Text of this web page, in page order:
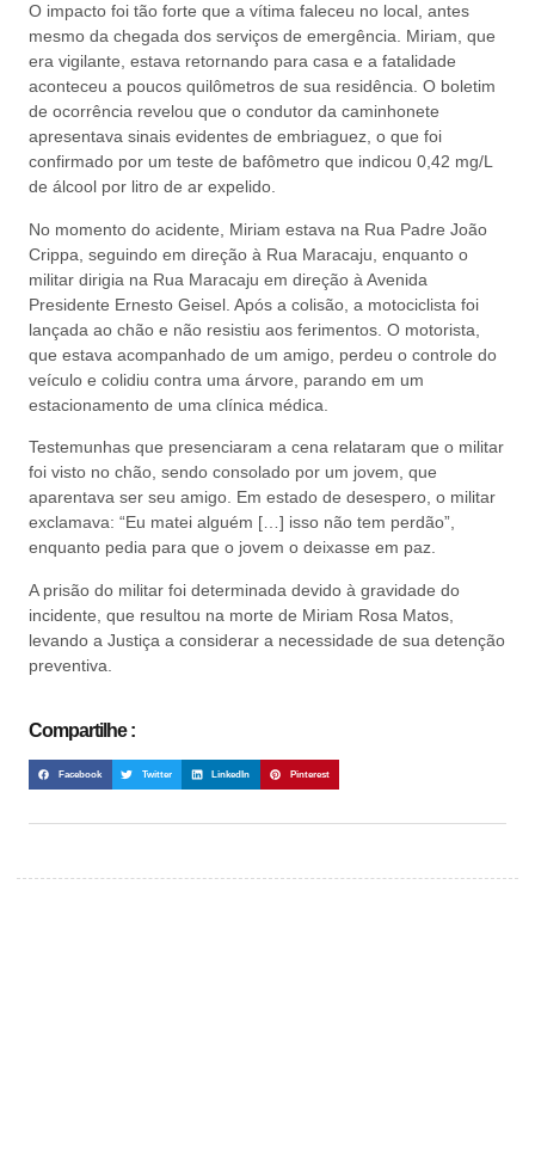
O impacto foi tão forte que a vítima faleceu no local, antes
mesmo da chegada dos serviços de emergência. Miriam, que
era vigilante, estava retornando para casa e a fatalidade
aconteceu a poucos quilômetros de sua residência. O boletim
de ocorrência revelou que o condutor da caminhonete
apresentava sinais evidentes de embriaguez, o que foi
confirmado por um teste de bafômetro que indicou 0,42 mg/L
de álcool por litro de ar expelido.
No momento do acidente, Miriam estava na Rua Padre João
Crippa, seguindo em direção à Rua Maracaju, enquanto o
militar dirigia na Rua Maracaju em direção à Avenida
Presidente Ernesto Geisel. Após a colisão, a motociclista foi
lançada ao chão e não resistiu aos ferimentos. O motorista,
que estava acompanhado de um amigo, perdeu o controle do
veículo e colidiu contra uma árvore, parando em um
estacionamento de uma clínica médica.
Testemunhas que presenciaram a cena relataram que o militar
foi visto no chão, sendo consolado por um jovem, que
aparentava ser seu amigo. Em estado de desespero, o militar
exclamava: “Eu matei alguém […] isso não tem perdão”,
enquanto pedia para que o jovem o deixasse em paz.
A prisão do militar foi determinada devido à gravidade do
incidente, que resultou na morte de Miriam Rosa Matos,
levando a Justiça a considerar a necessidade de sua detenção
preventiva.
Compartilhe :
Facebook Twitter LinkedIn Pinterest